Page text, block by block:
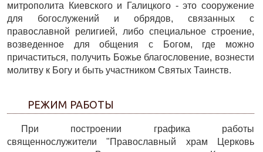
митрополита Киевского и Галицкого - это сооружение
для богослужений и обрядов, связанных с
православной религией, либо специальное строение,
возведенное для общения с Богом, где можно
причаститься, получить Божье благословение, вознести
молитву к Богу и быть участником Святых Таинств.
РЕЖИМ РАБОТЫ
При построении графика работы
священнослужители "Православный храм Церковь